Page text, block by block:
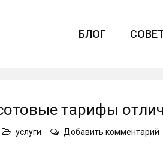
БЛОГ
тарифы
услуги Добавить комментарий